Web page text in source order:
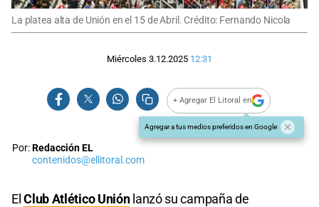
La platea alta de Unión en el 15 de Abril. Crédito: Fernando Nicola
Miércoles 3.12.2025 12:31
+ Agregar El Litoral en
Agregar a tus medios preferidos en Google
Por:Redacción EL
contenidos@ellitoral.com
ElClub Atlético Uniónlanzó su campaña de